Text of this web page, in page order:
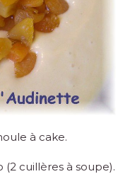
à cake.
cuillères à soupe).